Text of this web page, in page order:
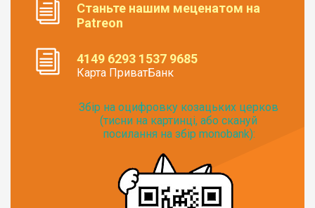
Станьте нашим меценатом на
Patreon
4149 6293 1537 9685
Карта ПриватБанк
Збір на оцифровку козацьких церков
(тисни на картинці, або скануй
посилання на збір monobank):